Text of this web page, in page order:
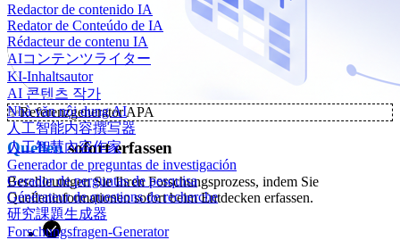
Redactor de contenido IA
Redator de Conteúdo de IA
Rédacteur de contenu IA
AIコンテンツライター
KI-Inhaltsautor
AI 콘텐츠 작가
Nhà văn nội dung AI
人工智能内容撰写器
人工智慧內容作家
Generador de preguntas de investigación
Gerador de perguntas de pesquisa
Générateur de questions de recherche
研究課題生成器
Forschungsfragen-Generator
✨Referenzgenerator APA
Quellensofort erfassen
Beschleunigen Sie Ihren Forschungsprozess, indem Sie
Quelleninformationen sofort beim Entdecken erfassen.